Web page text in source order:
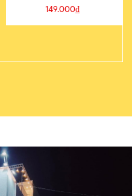
SAU
149.000₫